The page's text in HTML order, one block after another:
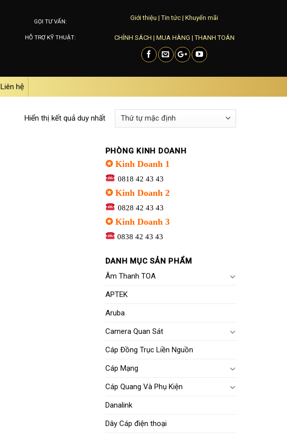
GỌI TƯ VẤN:
HỖ TRỢ KỸ THUẬT:
Giới thiệu |Tin tức | Khuyến mãi
CHÍNH SÁCH | MUA HÀNG |THANH TOÁN
Liên hệ
Hiển thị kết quả duy nhất
PHÒNG KINH DOANH
✪ Kinh Doanh 1
0818 42 43 43
✪ Kinh Doanh 2
0828 42 43 43
✪ Kinh Doanh 3
0838 42 43 43
DANH MỤC SẢN PHẨM
Âm Thanh TOA
APTEK
Aruba
Camera Quan Sát
Cáp Đồng Trục Liền Nguồn
Cáp Mạng
Cáp Quang Và Phụ Kiện
Danalink
Dây Cáp điện thoại